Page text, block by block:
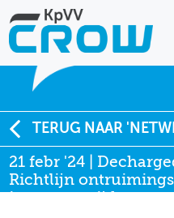
OVER KPVV
NIEUWS
KENNIS
TERUG NAAR
21 febr '24 |
Richtlijn